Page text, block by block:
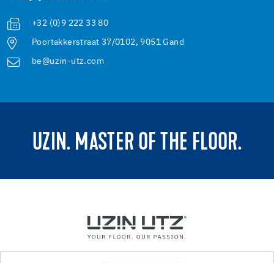
+32 (0)9 222 33 80
Poortakkerstraat 37/0102, 9051 Gand
be@uzin-utz.com
UZIN. MASTER OF THE FLOOR.